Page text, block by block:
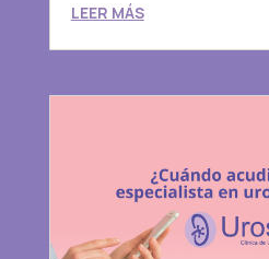
LEER MÁS